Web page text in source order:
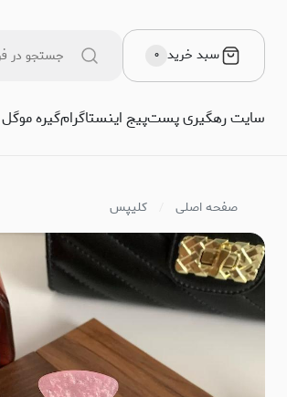
سبد خرید ۰
سایت رهگیری پستپیج اینستاگرامگیره مو
صفحه اصلی کلیپس